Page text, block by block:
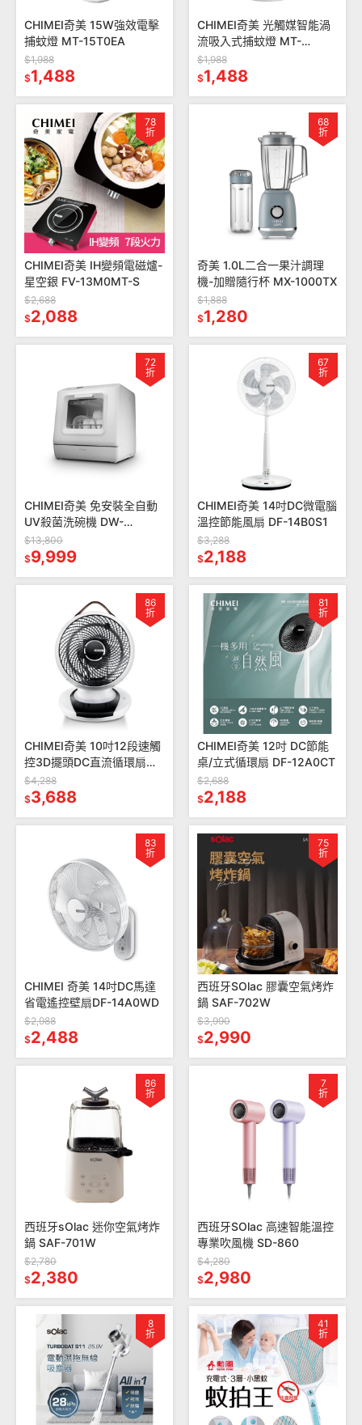
CHIMEI奇美 15W強效電擊
捕蚊燈 MT-15T0EA
$1,988
$1,488
CHIMEI奇美 光觸媒智能渦
流吸入式捕蚊燈 MT-
07T5SA
$1,988
$1,488
78
折
CHIMEI奇美 IH變頻電磁爐-
星空銀 FV-13M0MT-S
$2,688
$2,088
68
折
奇美 1.0L二合一果汁調理
機-加贈隨行杯 MX-1000TX
$1,888
$1,280
72
折
CHIMEI奇美 免安裝全自動
UV殺菌洗碗機 DW-
04C0SH
$13,800
$9,999
67
折
CHIMEI奇美 14吋DC微電腦
溫控節能風扇 DF-14B0S1
$3,288
$2,188
86
折
CHIMEI奇美 10吋12段速觸
控3D擺頭DC直流循環扇
DF-10A0CD
$4,288
$3,688
81
折
CHIMEI奇美 12吋 DC節能
桌/立式循環扇 DF-12A0CT
$2,688
$2,188
83
折
CHIMEI 奇美 14吋DC馬達
省電遙控壁扇DF-14A0WD
$2,988
$2,488
75
折
西班牙SOlac 膠囊空氣烤炸
鍋 SAF-702W
$3,990
$2,990
86
折
西班牙sOlac 迷你空氣烤炸
鍋 SAF-701W
$2,780
$2,380
7
折
西班牙SOlac 高速智能溫控
專業吹風機 SD-860
$4,280
$2,980
8
折
41
折